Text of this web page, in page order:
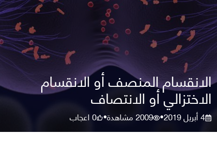
الانقسام المنصف أو الانقسام
الاختزالي أو الانتصاف
4 أبريل 2019 •
2009مشاهدة•
0اعجاب